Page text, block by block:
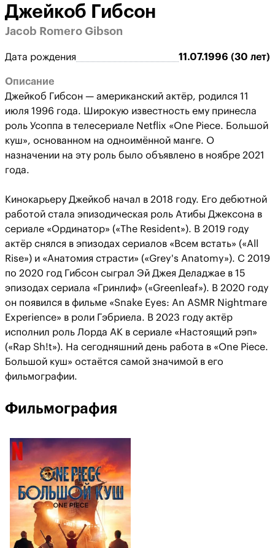
Джейкоб Гибсон
Jacob Romero Gibson
Дата рождения 11.07.1996 (30 лет)
Описание
Джейкоб Гибсон — американский актёр, родился 11
июля 1996 года. Широкую известность ему принесла
роль Усоппа в телесериале Netflix «One Piece. Большой
куш», основанном на одноимённой манге. О
назначении на эту роль было объявлено в ноябре 2021
года.
Кинокарьеру Джейкоб начал в 2018 году. Его дебютной
работой стала эпизодическая роль Атибы Джексона в
сериале «Ординатор» («The Resident»). В 2019 году
актёр снялся в эпизодах сериалов «Всем встать» («All
Rise») и «Анатомия страсти» («Grey's Anatomy»). С 2019
по 2020 год Гибсон сыграл Эй Джея Деладжае в 15
эпизодах сериала «Гринлиф» («Greenleaf»). В 2020 году
он появился в фильме «Snake Eyes: An ASMR Nightmare
Experience» в роли Гэбриела. В 2023 году актёр
исполнил роль Лорда AK в сериале «Настоящий рэп»
(«Rap Sh!t»). На сегодняшний день работа в «One Piece.
Большой куш» остаётся самой значимой в его
фильмографии.
Фильмография